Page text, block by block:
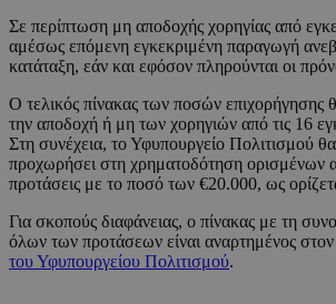
Σε περίπτωση μη αποδοχής χορηγίας από
αμέσως επόμενη εγκεκριμένη παραγωγή
κατάταξη, εάν και εφόσον πληρούνται οι
Ο τελικός πίνακας των ποσών επιχορήγησης
την αποδοχή ή μη των χορηγιών από τις 16
Στη συνέχεια, το Υφυπουργείο Πολιτισμού
προχωρήσει στη χρηματοδότηση ορισμένων
προτάσεις με το ποσό των €20.000, ως
Για σκοπούς διαφάνειας, ο πίνακας με τη
όλων των προτάσεων είναι αναρτημένος στον
του Υφυπουργείου Πολιτισμού.